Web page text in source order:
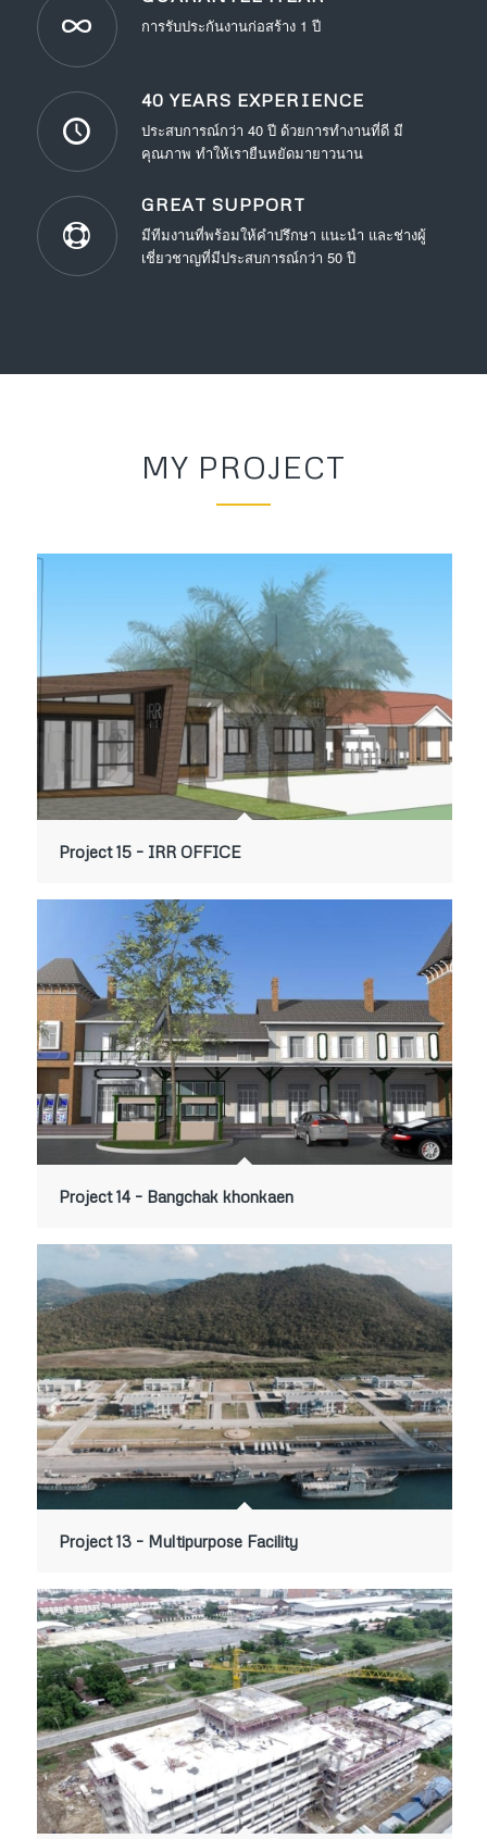
การรับประกันงานก่อสร้าง 1 ปี
40 YEARS EXPERIENCE
ประสบการณ์กว่า 40 ปี ด้วยการทำงานที่ดี มี
คุณภาพ ทำให้เรายืนหยัดมายาวนาน
GREAT SUPPORT
มีทีมงานที่พร้อมให้คำปรึกษา แนะนำ และช่างผู้
เชี่ยวชาญที่มีประสบการณ์กว่า 50 ปี
MY PROJECT
Project 15 – IRR OFFICE
Project 14 – Bangchak khonkaen
Project 13 – Multipurpose Facility